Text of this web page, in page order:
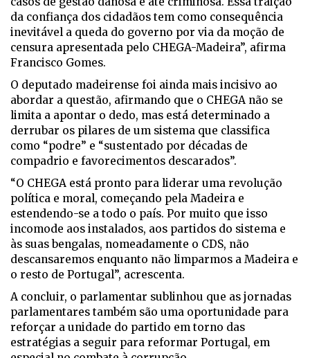
da confiança dos cidadãos tem como consequência
inevitável a queda do governo por via da moção de
censura apresentada pelo CHEGA-Madeira”, afirma
Francisco Gomes.
O deputado madeirense foi ainda mais incisivo ao
abordar a questão, afirmando que o CHEGA não se
limita a apontar o dedo, mas está determinado a
derrubar os pilares de um sistema que classifica
como “podre” e “sustentado por décadas de
compadrio e favorecimentos descarados”.
“O CHEGA está pronto para liderar uma revolução
política e moral, começando pela Madeira e
estendendo-se a todo o país. Por muito que isso
incomode aos instalados, aos partidos do sistema e
às suas bengalas, nomeadamente o CDS, não
descansaremos enquanto não limparmos a Madeira e
o resto de Portugal”, acrescenta.
A concluir, o parlamentar sublinhou que as jornadas
parlamentares também são uma oportunidade para
reforçar a unidade do partido em torno das
estratégias a seguir para reformar Portugal, em